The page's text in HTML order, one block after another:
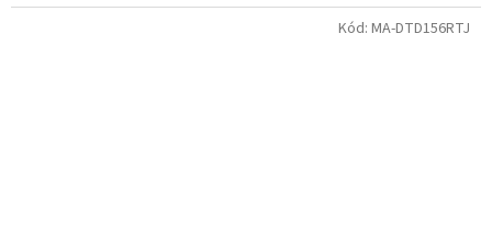
Kód: MA-DTD156RTJ